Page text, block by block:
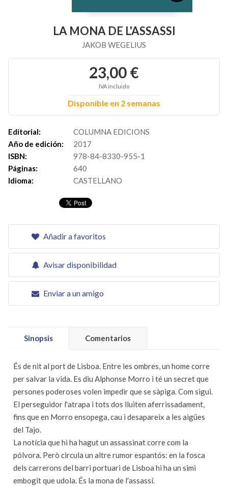
LA MONA DE L'ASSASSI
JAKOB WEGELIUS
23,00 €
IVA incluido
Disponible en 2 semanas
Editorial:
COLUMNA EDICIONS
Año de edición:
2017
ISBN:
978-84-8330-955-1
Páginas:
640
Idioma:
CASTELLANO
Añadir a favoritos
Avisar disponibilidad
Enviar a un amigo
Sinopsis Comentarios
És de nit al port de Lisboa. Entre les ombres, un home corre
per salvar la vida. Es diu Alphonse Morro i té un secret que
persones poderoses volen impedir que se sàpiga. Com sigui.
El perseguidor l'atrapa i tots dos lluiten aferrissadament,
fins que en Morro ensopega, cau i desapareix a les aigües
del Tajo.
La notícia que hi ha hagut un assassinat corre com la
pólvora. Però circula un altre rumor espantós: en la fosca
dels carrerons del barri portuari de Lisboa hi ha un simi
embogit que udola. És la mona de l'assassí.